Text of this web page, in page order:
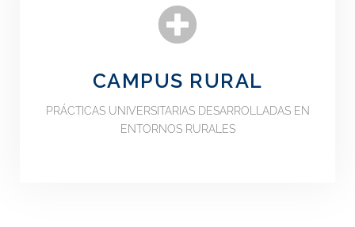
CAMPUS RURAL
PRÁCTICAS UNIVERSITARIAS DESARROLLADAS EN
ENTORNOS RURALES